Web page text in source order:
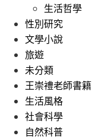
生活哲學
性別研究
文學小說
旅遊
未分類
王崇禮老師書籍
生活風格
社會科學
自然科普